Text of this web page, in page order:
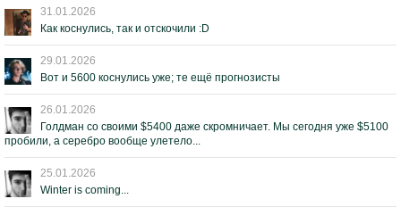
31.01.2026
Как коснулись, так и отскочили :D
29.01.2026
Вот и 5600 коснулись уже; те ещё прогнозисты
26.01.2026
Голдман со своими $5400 даже скромничает. Мы сегодня уже $5100
пробили, а серебро вообще улетело...
25.01.2026
Winter is coming...